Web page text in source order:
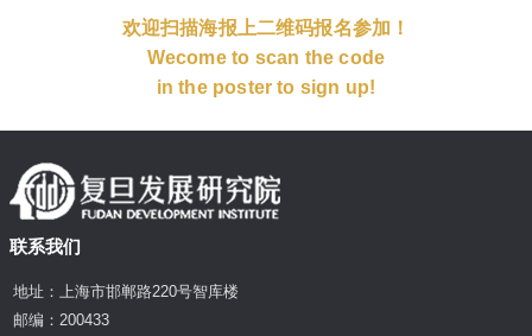
欢迎扫描海报上二维码报名参加！
Wecome to scan the code
in the poster to sign up!
联系我们
地址：上海市邯郸路220号智库楼
邮编：200433